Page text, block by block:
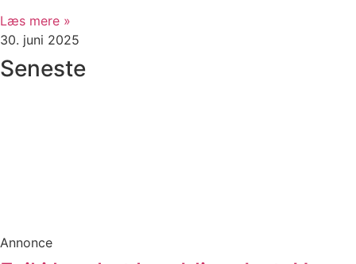
Læs mere »
30. juni 2025
Seneste
Annonce